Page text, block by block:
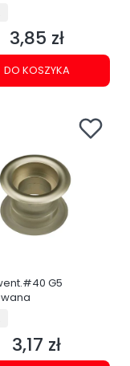
Cena
3,85 zł
DO KOSZYKA
G5
Cena
3,17 zł